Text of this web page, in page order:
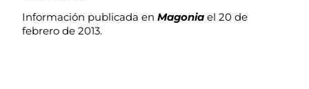
Información publicada en Magonia el 20 de
febrero de 2013.